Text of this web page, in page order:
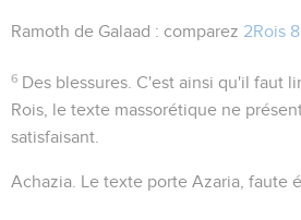
Ramoth de Galaad : comparez 2Rois
6 Des blessures . C'est ainsi qu'il faut
Rois, le texte massorétique ne
satisfaisant.
Achazia . Le texte porte Azaria , faute